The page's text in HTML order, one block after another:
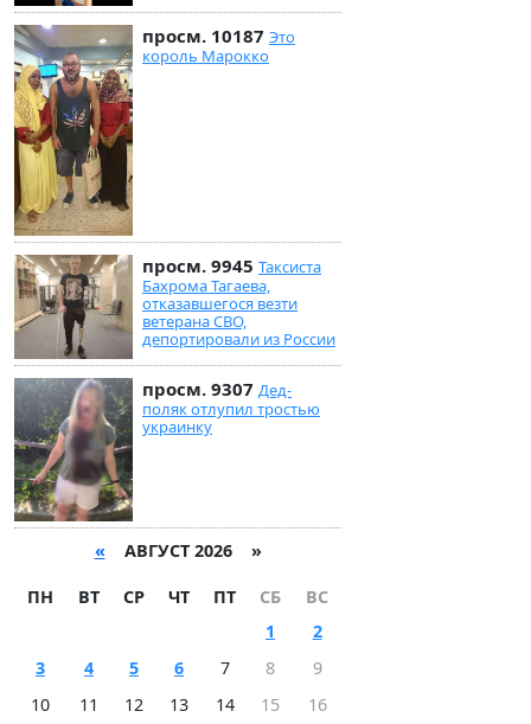
просм. 10187 Это
король Марокко
просм. 9945 Таксиста
Бахрома Тагаева,
отказавшегося везти
ветерана СВО,
депортировали из России
просм. 9307 Дед-
поляк отлупил тростью
украинку
« АВГУСТ 2026 »
ПН ВТ СР ЧТ ПТ СБ
ВС
1
2
3
4 5 6 7 8
9
10
11 12 13 14 15
16